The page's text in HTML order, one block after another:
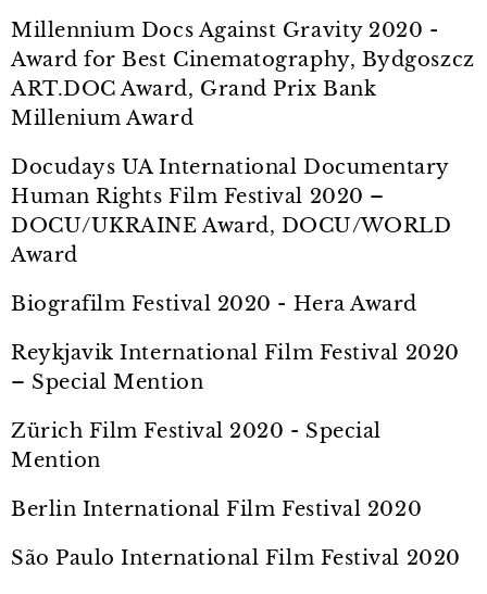
Millennium Docs Against Gravity 2020 -
Award for Best Cinematography, Bydgoszcz
ART.DOC Award, Grand Prix Bank
Millenium Award
Docudays UA International Documentary
Human Rights Film Festival 2020 –
DOCU/UKRAINE Award, DOCU/WORLD
Award
Biografilm Festival 2020 - Hera Award
Reykjavik International Film Festival 2020
– Special Mention
Zürich Film Festival 2020 - Special
Mention
Berlin International Film Festival 2020
São Paulo International Film Festival 2020